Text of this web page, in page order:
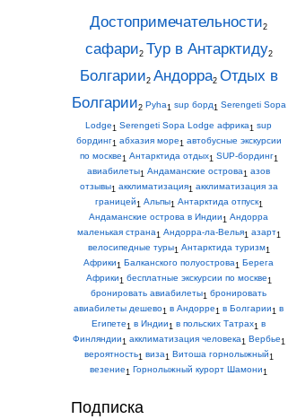
Достопримечательности2
сафари2 Тур в Антарктиду2
Болгарии2 Андорра2 Отдых в
Болгарии2 Pyha1 sup борд1 Serengeti Sopa
Lodge1 Serengeti Sopa Lodge африка1 sup
бординг1 абхазия море1 автобусные экскурсии
по москве1 Антарктида отдых1 SUP-бординг1
авиабилеты1 Андаманские острова1 азов
отзывы1 акклиматизация1 акклиматизация за
границей1 Альпы1 Антарктида отпуск1
Андаманские острова в Индии1 Андорра
маленькая страна1 Андорра-ла-Велья1 азарт1
велосипедные туры1 Антарктида туризм1
Африки1 Балканского полуострова1 Берега
Африки1 бесплатные экскурсии по москве1
бронировать авиабилеты1 бронировать
авиабилеты дешево1 в Андорре1 в Болгарии1 в
Египете1 в Индии1 в польских Татрах1 в
Финляндии1 акклиматизация человека1 Вербье1
вероятность1 виза1 Витоша горнолыжный1
везение1 Горнолыжный курорт Шамони1
Подписка